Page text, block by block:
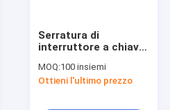
Serratura di
interruttore a chiave
per il motorino
elettrico della gente
MOQ:100 insiemi
Ottieni l'ultimo prezzo